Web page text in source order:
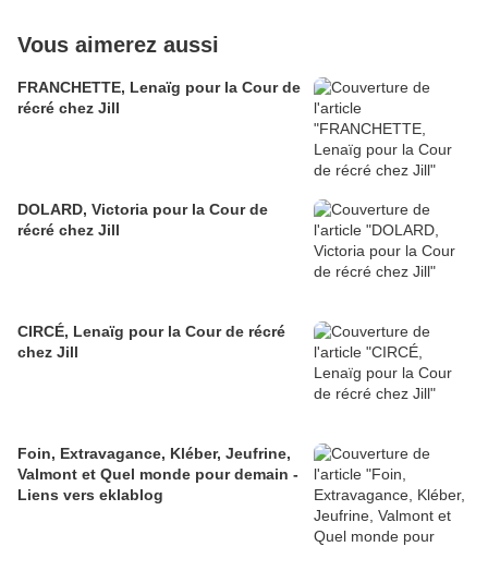
Vous aimerez aussi
FRANCHETTE, Lenaïg pour la Cour de
récré chez Jill
DOLARD, Victoria pour la Cour de
récré chez Jill
CIRCÉ, Lenaïg pour la Cour de récré
chez Jill
Foin, Extravagance, Kléber, Jeufrine,
Valmont et Quel monde pour demain -
Liens vers eklablog